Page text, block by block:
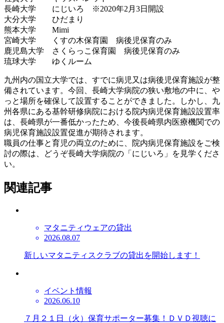
長崎大学 にじいろ ※2020年2月3日開設
大分大学 ひだまり
熊本大学 Mimi
宮崎大学 くすの木保育園 病後児保育のみ
鹿児島大学 さくらっこ保育園 病後児保育のみ
琉球大学 ゆくルーム
九州内の国立大学では、すでに病児又は病後児保育施設が整
備されています。今回、長崎大学病院の狭い敷地の中に、や
っと場所を確保して設置することができました。しかし、九
州各県にある基幹研修病院における院内病児保育施設設置率
は、長崎県が一番低かったため、今後長崎県内医療機関での
病児保育施設設置促進が期待されます。
職員の仕事と育児の両立のために、院内病児保育施設をご検
討の際は、どうぞ長崎大学病院の「にじいろ」を見学くださ
い。
関連記事
マタニティウェアの貸出
2026.08.07
新しいマタニティスクラブの貸出を開始します！
イベント情報
2026.06.10
７月２１日（火）保育サポーター募集！ＤＶＤ視聴に